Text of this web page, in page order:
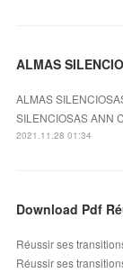
ALMAS
ALMAS
SILENCIOSAS ANN
2021.11.28 01:34
Download Pdf
Réussir ses
Réussir ses